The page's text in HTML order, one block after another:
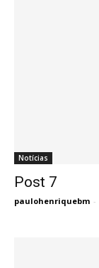
Notícias
Post 7
paulohenriquebm -